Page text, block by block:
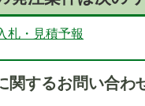
札・見積予報
関するお問い合わ